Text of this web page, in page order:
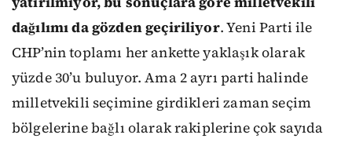
dağılımı da gözden geçiriliyor. Yeni Parti ile
CHP’nin toplamı her ankette yaklaşık olarak
yüzde 30’u buluyor. Ama 2 ayrı parti halinde
milletvekili seçimine girdikleri zaman seçim
bölgelerine bağlı olarak rakiplerine çok sayıda